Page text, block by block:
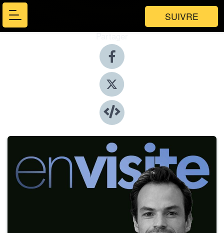
SUIVRE
Partager